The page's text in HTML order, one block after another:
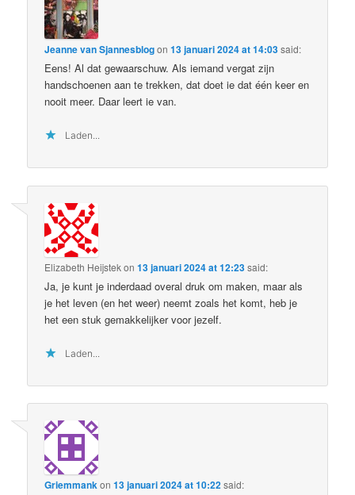
Jeanne van Sjannesblogon13 januari 2024 at 14:03said:
Eens! Al dat gewaarschuw. Als iemand vergat zijn
handschoenen aan te trekken, dat doet ie dat één keer en
nooit meer. Daar leert ie van.
Laden...
Elizabeth Heijstekon13 januari 2024 at 12:23said:
Ja, je kunt je inderdaad overal druk om maken, maar als
je het leven (en het weer) neemt zoals het komt, heb je
het een stuk gemakkelijker voor jezelf.
Laden...
Griemmankon13 januari 2024 at 10:22said: